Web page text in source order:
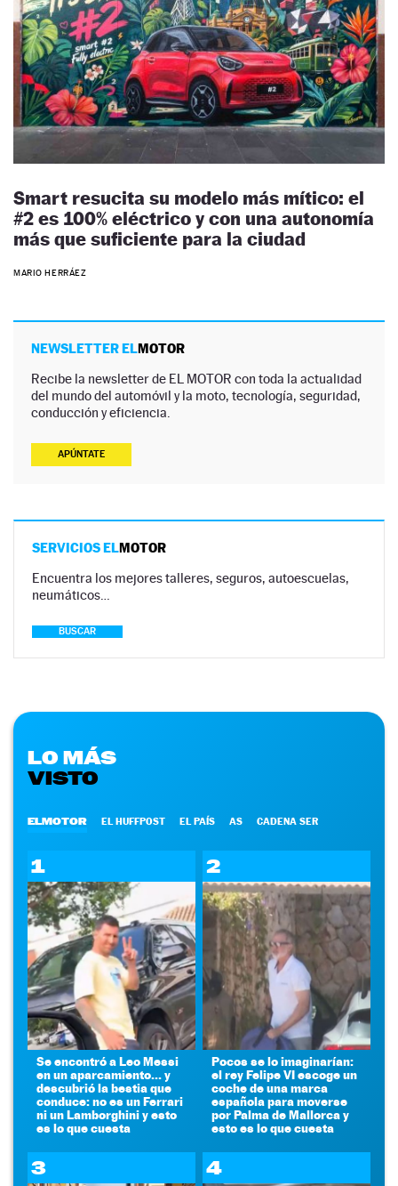
Smart resucita su modelo más mítico: el
#2 es 100% eléctrico y con una autonomía
más que suficiente para la ciudad
MARIO HERRÁEZ
NEWSLETTER ELMOTOR
Recibe la newsletter de EL MOTOR con toda la actualidad
del mundo del automóvil y la moto, tecnología, seguridad,
conducción y eficiencia.
APÚNTATE
SERVICIOS ELMOTOR
Encuentra los mejores talleres, seguros, autoescuelas,
neumáticos…
BUSCAR
LO MÁS
VISTO
ELMOTOR EL HUFFPOST EL PAÍS AS CADENA SER
1
Se encontró a Leo Messi
en un aparcamiento... y
descubrió la bestia que
conduce: no es un Ferrari
ni un Lamborghini y esto
es lo que cuesta
2
Pocos se lo imaginarían:
el rey Felipe VI escoge un
coche de una marca
española para moverse
por Palma de Mallorca y
esto es lo que cuesta
3 4